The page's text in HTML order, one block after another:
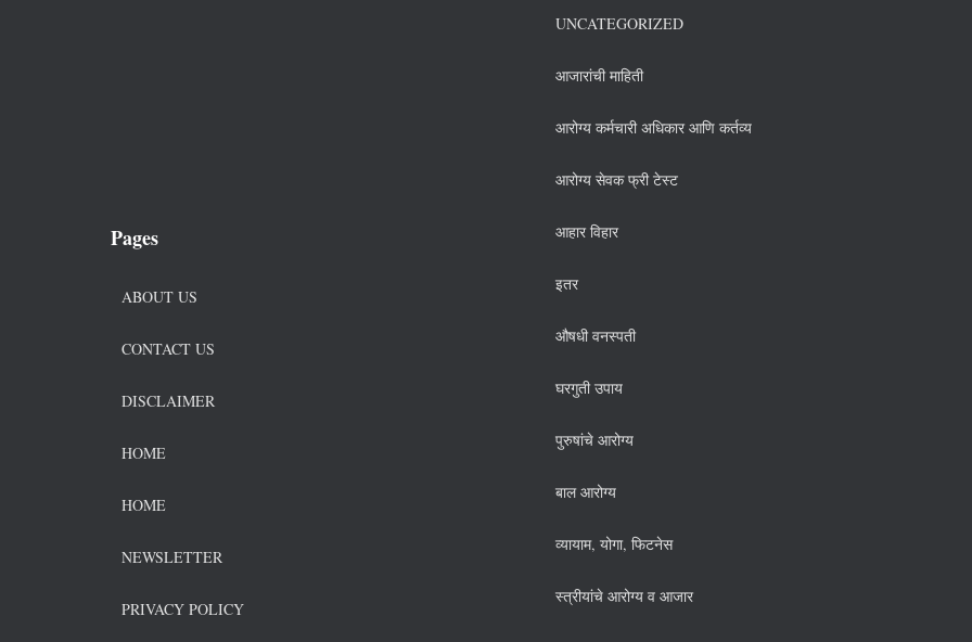
Pages
ABOUT US
CONTACT US
DISCLAIMER
HOME
HOME
NEWSLETTER
PRIVACY POLICY
UNCATEGORIZED
आजारांची माहिती
आरोग्य कर्मचारी अधिकार आणि कर्तव्य
आरोग्य सेवक फ्री टेस्ट
आहार विहार
इतर
औषधी वनस्पती
घरगुती उपाय
पुरुषांचे आरोग्य
बाल आरोग्य
व्यायाम, योगा, फिटनेस
स्त्रीयांचे आरोग्य व आजार